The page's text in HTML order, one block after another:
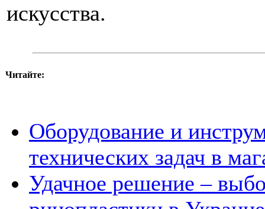
искусства.
Читайте:
Оборудование и
технических задач в
Удачное решение –